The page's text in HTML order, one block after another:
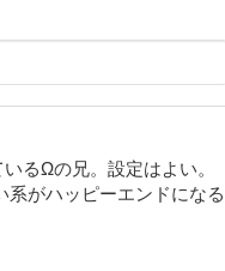
るΩの兄。設定はよい。
系がハッピーエンドになる